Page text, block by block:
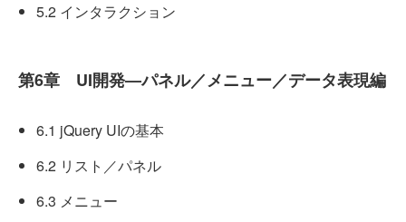
5.2 インタラクション
第6章 UI開発—パネル／メニュー／データ表現編
6.1 jQuery UIの基本
6.2 リスト／パネル
6.3 メニュー